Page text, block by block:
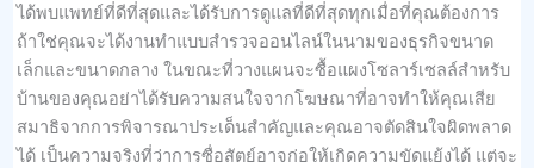
ได้พบแพทย์ที่ดีที่สุดและได้รับการดูแลที่ดีที่สุดทุกเมื่อที่คุณต้องการ
ถ้าใช่คุณจะได้งานทำแบบสำรวจออนไลน์ในนามของธุรกิจขนาด
เล็กและขนาดกลาง ในขณะที่วางแผนจะซื้อแผงโซลาร์เซลล์สำหรับ
บ้านของคุณอย่าได้รับความสนใจจากโฆษณาที่อาจทำให้คุณเสีย
สมาธิจากการพิจารณาประเด็นสำคัญและคุณอาจตัดสินใจผิดพลาด
ได้ เป็นความจริงที่ว่าการซื่อสัตย์อาจก่อให้เกิดความขัดแย้งได้ แต่จะ